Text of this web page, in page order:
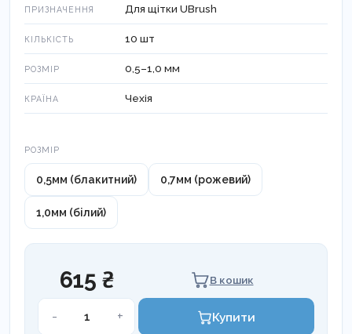
ПРИЗНАЧЕННЯ Для щітки UBrush
КІЛЬКІСТЬ 10 шт
РОЗМІР 0,5–1,0 мм
КРАЇНА Чехія
РОЗМІР
0,5мм (блакитний) 0,7мм (рожевий)
1,0мм (білий)
615 ₴ В кошик
-
Браш
+ Купити